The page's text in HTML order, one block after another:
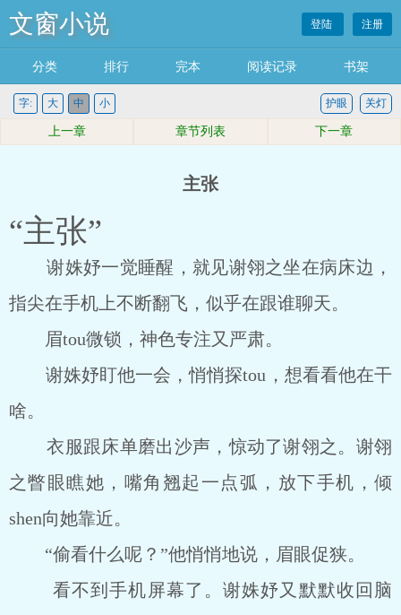
文窗小说 登陆 注册
分类 排行 完本 阅读记录 书架
字: 大 中 小 关灯
护眼
上一章 章节列表 下一章
主张
“主张”
谢姝妤一觉睡醒，就见谢翎之坐在病床边，
指尖在手机上不断翻飞，似乎在跟谁聊天。
眉tou微锁，神色专注又严肃。
谢姝妤盯他一会，悄悄探tou，想看看他在干
啥。
衣服跟床单磨出沙声，惊动了谢翎之。谢翎
之瞥眼瞧她，嘴角翘起一点弧，放下手机，倾
shen向她靠近。
“偷看什么呢？”他悄悄地说，眉眼促狭。
看不到手机屏幕了。谢姝妤又默默收回脑